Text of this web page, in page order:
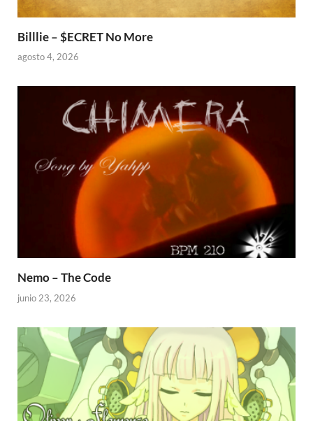
Billlie – $ECRET No More
agosto 4, 2026
Nemo – The Code
junio 23, 2026